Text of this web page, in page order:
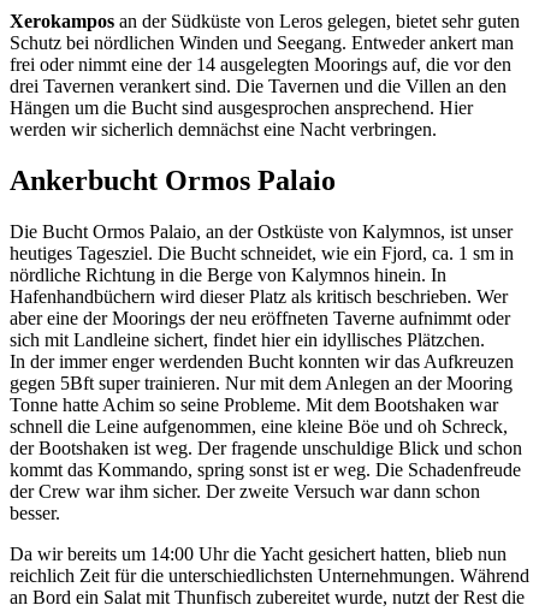
Xerokampos an der Südküste von Leros gelegen, bietet sehr guten
Schutz bei nördlichen Winden und Seegang. Entweder ankert man
frei oder nimmt eine der 14 ausgelegten Moorings auf, die vor den
drei Tavernen verankert sind. Die Tavernen und die Villen an den
Hängen um die Bucht sind ausgesprochen ansprechend. Hier
werden wir sicherlich demnächst eine Nacht verbringen.
Ankerbucht Ormos Palaio
Die Bucht Ormos Palaio, an der Ostküste von Kalymnos, ist unser
heutiges Tagesziel. Die Bucht schneidet, wie ein Fjord, ca. 1 sm in
nördliche Richtung in die Berge von Kalymnos hinein. In
Hafenhandbüchern wird dieser Platz als kritisch beschrieben. Wer
aber eine der Moorings der neu eröffneten Taverne aufnimmt oder
sich mit Landleine sichert, findet hier ein idyllisches Plätzchen.
In der immer enger werdenden Bucht konnten wir das Aufkreuzen
gegen 5Bft super trainieren. Nur mit dem Anlegen an der Mooring
Tonne hatte Achim so seine Probleme. Mit dem Bootshaken war
schnell die Leine aufgenommen, eine kleine Böe und oh Schreck,
der Bootshaken ist weg. Der fragende unschuldige Blick und schon
kommt das Kommando, spring sonst ist er weg. Die Schadenfreude
der Crew war ihm sicher. Der zweite Versuch war dann schon
besser.
Da wir bereits um 14:00 Uhr die Yacht gesichert hatten, blieb nun
reichlich Zeit für die unterschiedlichsten Unternehmungen. Während
an Bord ein Salat mit Thunfisch zubereitet wurde, nutzt der Rest die